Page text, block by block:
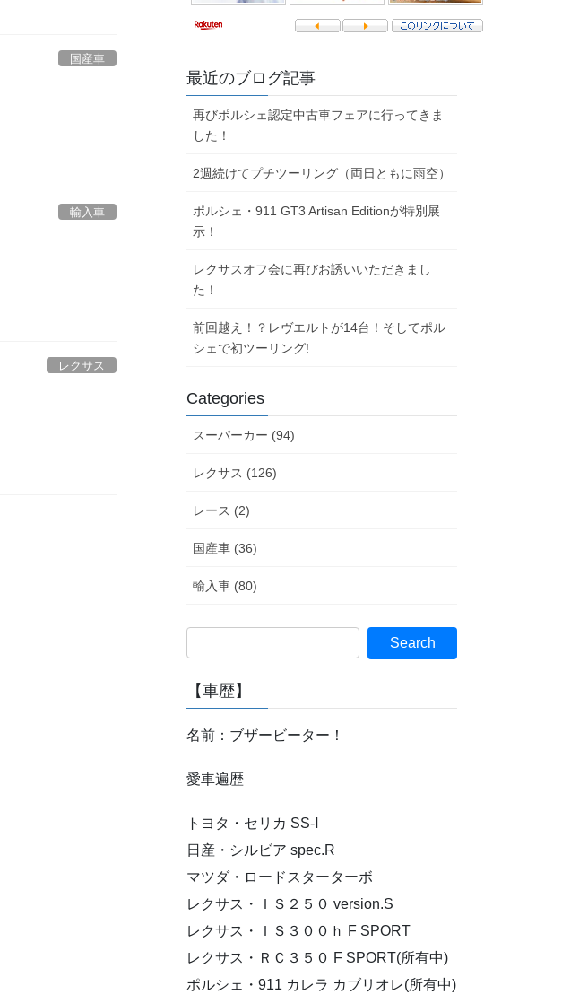
国産車
輸入車
レクサス
最近のブログ記事
再びポルシェ認定中古車フェアに行ってきま
した！
2週続けてプチツーリング（両日ともに雨空）
ポルシェ・911 GT3 Artisan Editionが特別展
示！
レクサスオフ会に再びお誘いいただきまし
た！
前回越え！？レヴエルトが14台！そしてポル
シェで初ツーリング!
Categories
スーパーカー (94)
レクサス (126)
レース (2)
国産車 (36)
輸入車 (80)
【車歴】
名前：ブザービーター！
愛車遍歴
トヨタ・セリカ SS-Ⅰ
日産・シルビア spec.R
マツダ・ロードスターターボ
レクサス・ＩＳ２５０ version.S
レクサス・ＩＳ３００ｈ F SPORT
レクサス・ＲＣ３５０ F SPORT(所有中)
ポルシェ・911 カレラ カブリオレ(所有中)